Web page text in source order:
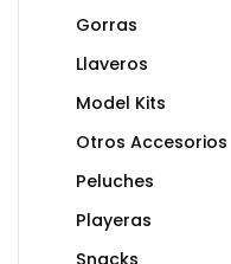
Gorras
Llaveros
Model Kits
Otros Accesorios
Peluches
Playeras